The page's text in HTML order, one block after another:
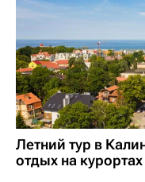
Летний тур в
отдых на